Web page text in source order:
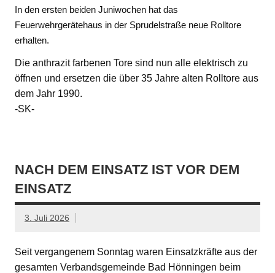
In den ersten beiden Juniwochen hat das
Feuerwehrgerätehaus in der Sprudelstraße neue Rolltore
erhalten.
Die anthrazit farbenen Tore sind nun alle elektrisch zu
öffnen und ersetzen die über 35 Jahre alten Rolltore aus
dem Jahr 1990.
-SK-
NACH DEM EINSATZ IST VOR DEM
EINSATZ
3. Juli 2026
Seit vergangenem Sonntag waren Einsatzkräfte aus der
gesamten Verbandsgemeinde Bad Hönningen beim